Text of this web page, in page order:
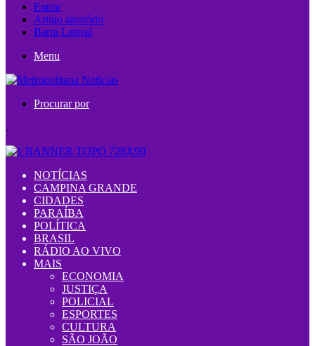
Entrar
Artigo aleatório
Barra Lateral
Menu
Procurar por
.
NOTÍCIAS
CAMPINA GRANDE
CIDADES
PARAÍBA
POLÍTICA
BRASIL
RÁDIO AO VIVO
MAIS
ECONOMIA
JUSTIÇA
POLICIAL
ESPORTES
CULTURA
SÃO JOÃO